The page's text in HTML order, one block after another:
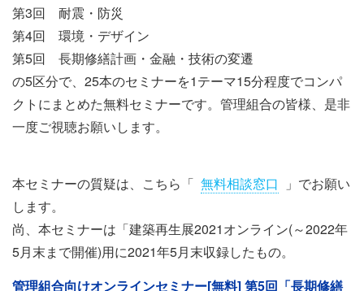
報
第3回 耐震・防災
第4回 環境・デザイン
第5回 長期修繕計画・金融・技術の変遷
の5区分で、25本のセミナーを1テーマ15分程度でコンパ
クトにまとめた無料セミナーです。管理組合の皆様、是非
一度ご視聴お願いします。
本セミナーの質疑は、こちら「 無料相談窓口
」でお願い
します。
尚、本セミナーは「建築再生展2021オンライン(～2022年
5月末まで開催)用に2021年5月末収録したもの。
管理組合向けオンラインセミナー[無料] 第5回「長期修繕